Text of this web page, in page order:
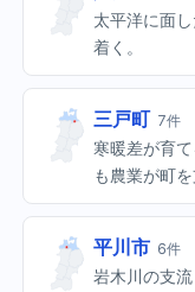
太平洋に面
着く。
三戸町 7件
寒暖差が育
も農業が町を
平川市 6件
岩木川の支